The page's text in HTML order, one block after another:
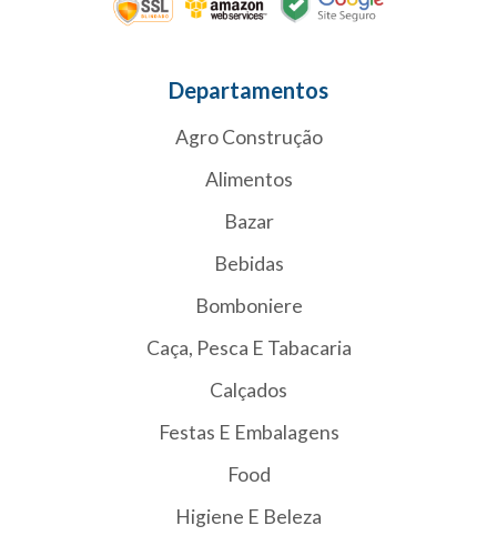
Departamentos
Agro Construção
Alimentos
Bazar
Bebidas
Bomboniere
Caça, Pesca E Tabacaria
Calçados
Festas E Embalagens
Food
Higiene E Beleza